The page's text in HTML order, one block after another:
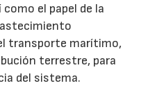
el papel de la
transporte marítimo,
terrestre, para
del sistema.